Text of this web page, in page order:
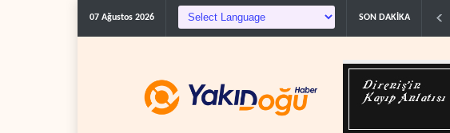
07 Ağustos 2026 SON DAKİKA
Suudi Arabistan, Türkiye ve